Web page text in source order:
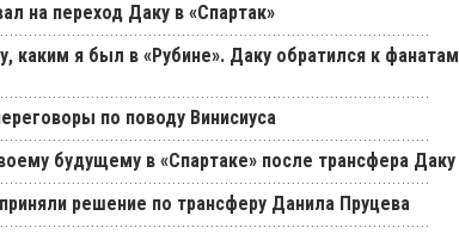
на переход Даку в «Спартак»
каким я был в «Рубине». Даку обратился к фанатам
по поводу Винисиуса
будущему в «Спартаке» после трансфера Даку
решение по трансферу Данила Пруцева